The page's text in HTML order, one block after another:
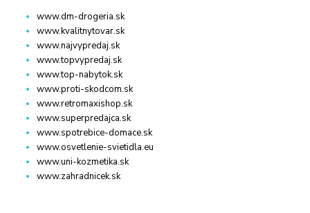
www.dm-drogeria.sk
www.kvalitnytovar.sk
www.najvypredaj.sk
www.topvypredaj.sk
www.top-nabytok.sk
www.proti-skodcom.sk
www.retromaxishop.sk
www.superpredajca.sk
www.spotrebice-domace.sk
www.osvetlenie-svietidla.eu
www.uni-kozmetika.sk
www.zahradnicek.sk